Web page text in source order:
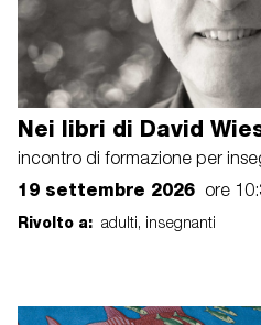
Nei libri di David
incontro di formazione per
19 settembre 2026 ore
Rivolto a: adulti, insegnanti